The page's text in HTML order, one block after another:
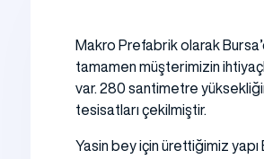
Makro Prefabrik olarak
tamamen müşterimizin
var. 280 santimetre
tesisatları çekilmiştir.
Yasin bey için ürettiğimiz yapı